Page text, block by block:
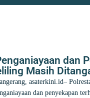
Hingga 8I Persen
Wafat Bukan
dan
Masih
asaterkini.id–
dan penyekapan